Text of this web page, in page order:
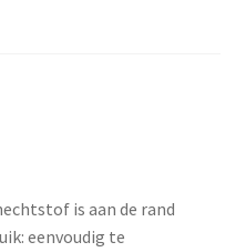
is aan de rand
eenvoudig te